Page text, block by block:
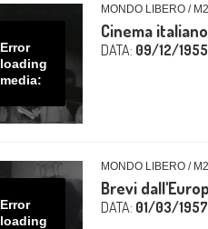
Error
loading
media:
MONDO LIBERO /
Cinema
DATA: 09/12/1955
Error
loading
MONDO LIBERO /
Brevi
DATA: 01/03/1957